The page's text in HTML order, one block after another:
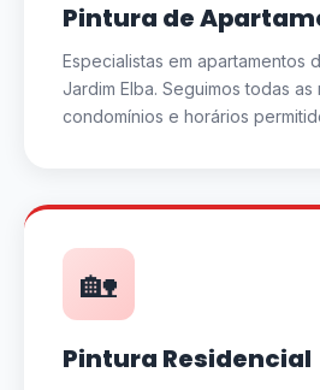
Pintura de
Especialistas em apartamentos
Jardim Elba. Seguimos todas
condomínios e horários
🏡
Pintura Residencial